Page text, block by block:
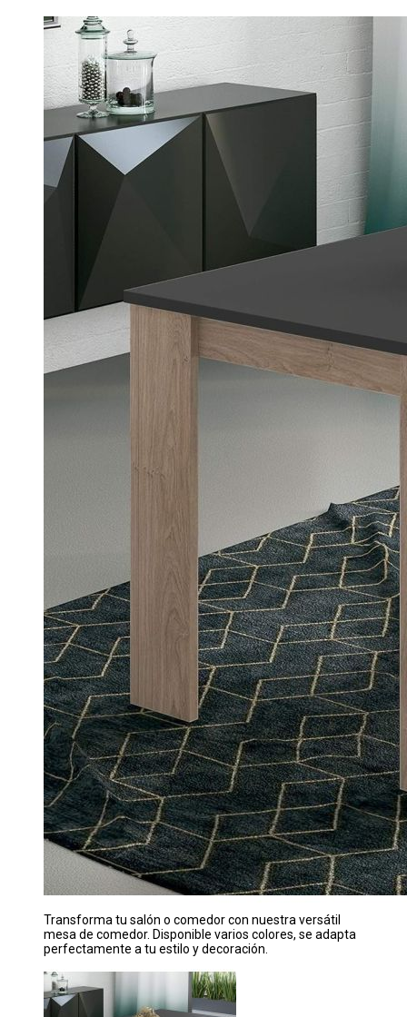
Transforma tu salón o comedor con nuestra versátil
mesa de comedor. Disponible varios colores, se adapta
perfectamente a tu estilo y decoración.